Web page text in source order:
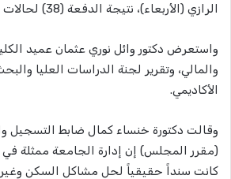
الرازي (الأربعاء)، نتيجة الدفعة (38) لحالات في الفصل التاسع.
واستعرض دكتور وائل نوري عثمان عميد
والمالي، وتقرير لجنة الدراسات العليا
الأكاديمي.
وقالت دكتورة خنساء كمال ضابط التسجيل
(مقرر المجلس) إن إدارة الجامعة ممثلة
كانت سنداً حقيقياً لحل مشاكل السكن